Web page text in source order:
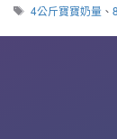
標
4公斤寶寶奶量 、